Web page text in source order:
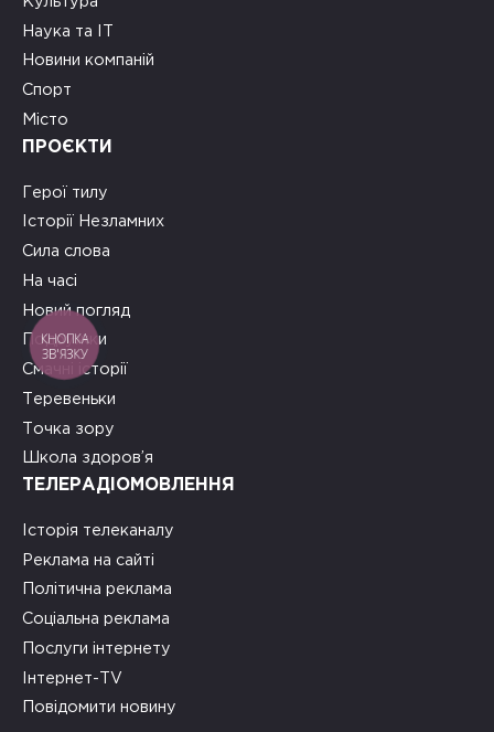
Наука та ІТ
Новини компаній
Спорт
Місто
ПРОЄКТИ
Герої тилу
Історії Незламних
Сила слова
На часі
Новий погляд
Подружки
Смачні історії
Теревеньки
Точка зору
Школа здоров’я
ТЕЛЕРАДІОМОВЛЕННЯ
Історія телеканалу
Реклама на сайті
Політична реклама
Соціальна реклама
Послуги інтернету
Інтернет-TV
Повідомити новину
КНОПКА
ЗВ'ЯЗКУ